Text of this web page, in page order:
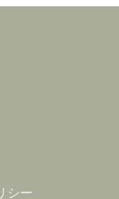
シー